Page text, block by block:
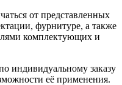
от представленных
фурнитуре, а также
комплектующих и
индивидуальному заказу
её применения.